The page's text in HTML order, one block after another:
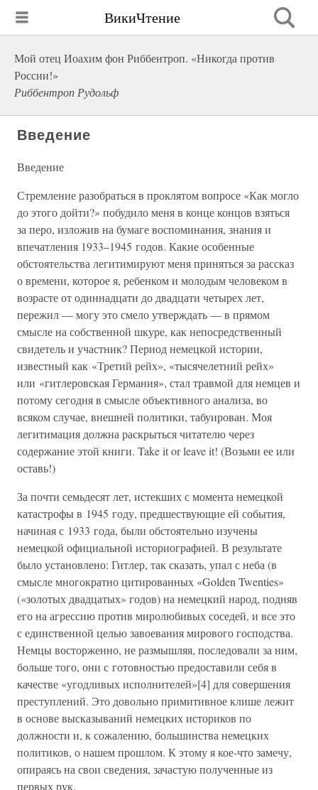
ВикиЧтение
Мой отец Иоахим фон Риббентроп. «Никогда против
России!»
Риббентроп Рудольф
Введение
Введение
Стремление разобраться в проклятом вопросе «Как могло
до этого дойти?» побудило меня в конце концов взяться
за перо, изложив на бумаге воспоминания, знания и
впечатления 1933–1945 годов. Какие особенные
обстоятельства легитимируют меня приняться за рассказ
о времени, которое я, ребенком и молодым человеком в
возрасте от одиннадцати до двадцати четырех лет,
пережил — могу это смело утверждать — в прямом
смысле на собственной шкуре, как непосредственный
свидетель и участник? Период немецкой истории,
известный как «Третий рейх», «тысячелетний рейх»
или «гитлеровская Германия», стал травмой для немцев и
потому сегодня в смысле объективного анализа, во
всяком случае, внешней политики, табуирован. Моя
легитимация должна раскрыться читателю через
содержание этой книги. Take it or leave it! (Возьми ее или
оставь!)
За почти семьдесят лет, истекших с момента немецкой
катастрофы в 1945 году, предшествующие ей события,
начиная с 1933 года, были обстоятельно изучены
немецкой официальной историографией. В результате
было установлено: Гитлер, так сказать, упал с неба (в
смысле многократно цитированных «Golden Twenties»
(«золотых двадцатых» годов) на немецкий народ, подняв
его на агрессию против миролюбивых соседей, и все это
с единственной целью завоевания мирового господства.
Немцы восторженно, не размышляя, последовали за ним,
больше того, они с готовностью предоставили себя в
качестве «угодливых исполнителей»[4] для совершения
преступлений. Это довольно примитивное клише лежит
в основе высказываний немецких историков по
должности и, к сожалению, большинства немецких
политиков, о нашем прошлом. К этому я кое-что замечу,
опираясь на свои сведения, зачастую полученные из
первых рук.